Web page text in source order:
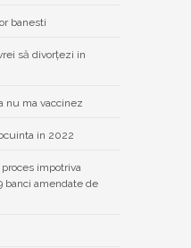
banesti
să divorțezi in
nu ma vaccinez
in 2022
impotriva
banci amendate de